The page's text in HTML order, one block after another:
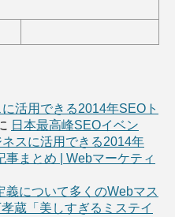
活用できる2014年SEOト
日本最高峰SEOイベン
スに活用できる2014年
まとめ | Webマーケティ
義について多くのWebマス
蔵「美しすぎるミステイ